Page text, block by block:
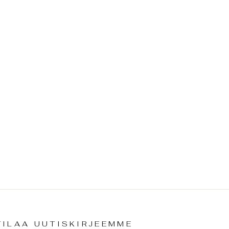
UUTISKIRJEEMME